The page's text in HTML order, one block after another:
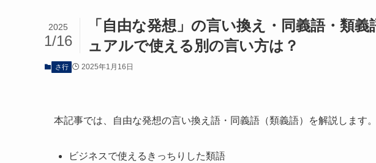
「自由な発想」の言い換え・同義語・類
ュアルで使える別の言い方は？
2025
1/16
さ行 2025年1月16日
本記事では、自由な発想の言い換え語・同義語（類義語）を解説します。
ビジネスで使えるきっちりした類語